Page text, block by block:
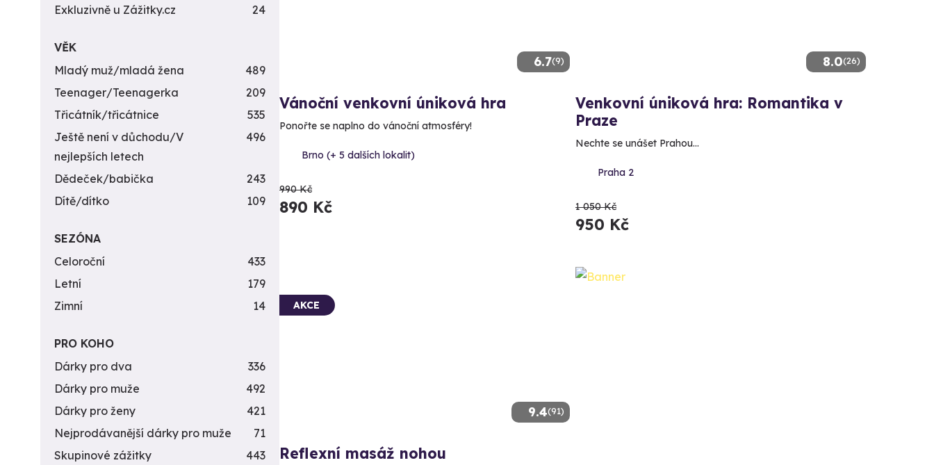
6.7(9)
Vánoční venkovní úniková hra
Ponořte se naplno do vánoční atmosféry!
Brno (+ 5 dalších lokalit)
990 Kč
890 Kč
8.0(26)
Venkovní úniková hra: Romantika v
Praze
Nechte se unášet Prahou...
Praha 2
1 050 Kč
950 Kč
9.4(91)
AKCE
Reflexní masáž nohou
Exkluzivně u Zážitky.cz
24
VĚK
Mladý muž/mladá žena
489
Teenager/Teenagerka
209
Třicátník/třicátnice
535
Ještě není v důchodu/V
nejlepších letech
496
Dědeček/babička
243
Dítě/dítko
109
SEZÓNA
Celoroční
433
Letní
179
Zimní
14
PRO KOHO
Dárky pro dva
336
Dárky pro muže
492
Dárky pro ženy
421
Nejprodávanější dárky pro muže
71
Skupinové zážitky
443